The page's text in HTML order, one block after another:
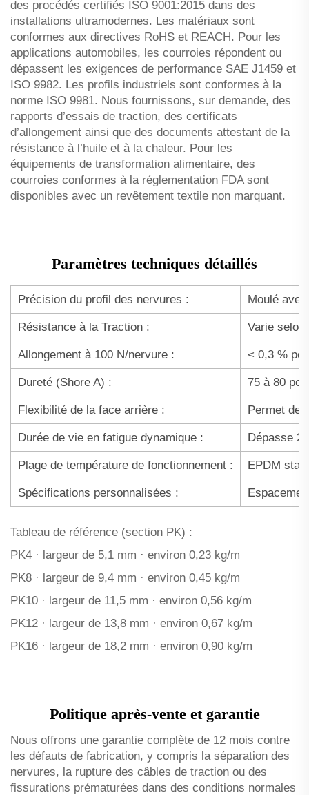
des procédés certifiés ISO 9001:2015 dans des
installations ultramodernes. Les matériaux sont
conformes aux directives RoHS et REACH. Pour les
applications automobiles, les courroies répondent ou
dépassent les exigences de performance SAE J1459 et
ISO 9982. Les profils industriels sont conformes à la
norme ISO 9981. Nous fournissons, sur demande, des
rapports d’essais de traction, des certificats
d’allongement ainsi que des documents attestant de la
résistance à l’huile et à la chaleur. Pour les
équipements de transformation alimentaire, des
courroies conformes à la réglementation FDA sont
disponibles avec un revêtement textile non marquant.
Paramètres techniques détaillés
Précision du profil des nervures : Moulé
Résistance à la Traction : Varie
Allongement à 100 N/nervure : < 0,3 %
Dureté (Shore A) : 75 à 80
Flexibilité de la face arrière : Permet
Durée de vie en fatigue dynamique : Dépasse
Plage de température de fonctionnement : EPDM
Spécifications personnalisées :
Tableau de référence (section PK) :
PK4 · largeur de 5,1 mm · environ 0,23 kg/m
PK8 · largeur de 9,4 mm · environ 0,45 kg/m
PK10 · largeur de 11,5 mm · environ 0,56 kg/m
PK12 · largeur de 13,8 mm · environ 0,67 kg/m
PK16 · largeur de 18,2 mm · environ 0,90 kg/m
Politique après-vente et garantie
Nous offrons une garantie complète de 12 mois contre
les défauts de fabrication, y compris la séparation des
nervures, la rupture des câbles de traction ou des
fissurations prématurées dans des conditions normales